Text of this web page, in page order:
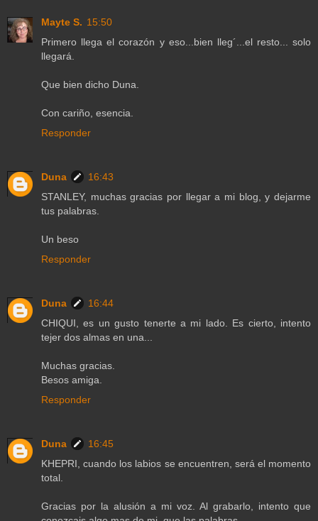
Mayte S. 15:50
Primero llega el corazón y eso...bien lleg´...el resto... solo
llegará.
Que bien dicho Duna.
Con cariño, esencia.
Responder
Duna
16:43
STANLEY, muchas gracias por llegar a mi blog, y dejarme
tus palabras.
Un beso
Responder
Duna
16:44
CHIQUI, es un gusto tenerte a mi lado. Es cierto, intento
tejer dos almas en una...
Muchas gracias.
Besos amiga.
Responder
Duna
16:45
KHEPRI, cuando los labios se encuentren, será el momento
total.
Gracias por la alusión a mi voz. Al grabarlo, intento que